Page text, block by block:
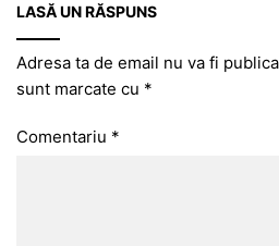
LASĂ UN RĂSPUNS
Adresa ta de email nu va fi
sunt marcate cu *
Comentariu *